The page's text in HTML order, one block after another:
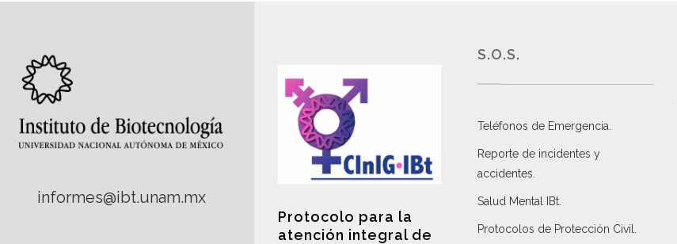
informes@ibt.unam.mx
Protocolo para la
atención integral de
S.O.S.
Teléfonos de Emergencia.
Reporte de incidentes y
accidentes
Salud Mental IBt
Protocolos de Protección Civil